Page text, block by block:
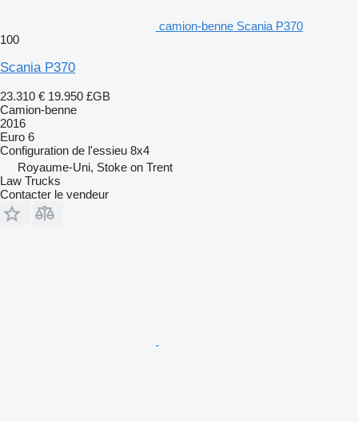
camion-benne Scania P370
100
Scania P370
23.310 € 19.950 £GB
Camion-benne
2016
Euro 6
Configuration de l'essieu 8x4
Royaume-Uni, Stoke on Trent
Law Trucks
Contacter le vendeur